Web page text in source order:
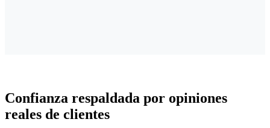
Confianza respaldada por opiniones
reales de clientes